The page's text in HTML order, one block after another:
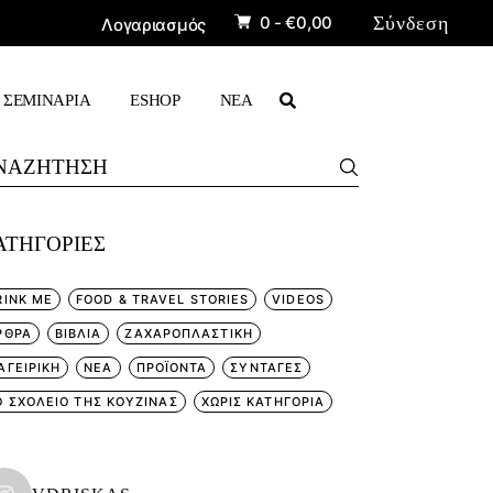
Λογαριασμός 0 -€0,00 Σύνδεση
ΣΕΜΙΝΑΡΙΑ ESHOP ΝΕΑΒΙΒΛΙΑ
ME FOOD & TRAVEL STORIES VIDEOS
ΒΙΒΛΙΑ ΖΑΧΑΡΟΠΛΑΣΤΙΚΗ
ΝΕΑ ΠΡΟΪΟΝΤΑ ΣΥΝΤΑΓΕΣ
ΣΧΟΛΕΙΟ ΤΗΣ ΚΟΥΖΙΝΑΣ ΧΩΡΊΣ ΚΑΤΗΓΟΡΊΑ